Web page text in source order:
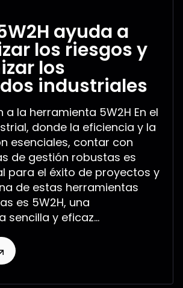
ayuda a
los riesgos y
los
industriales
a la herramienta 5W2H En el
donde la eficiencia y la
esenciales, contar con
de gestión robustas es
para el éxito de proyectos y
de estas herramientas
es 5W2H, una
sencilla y eficaz...